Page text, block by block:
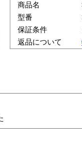
商品名
型番
保証条件
返品について